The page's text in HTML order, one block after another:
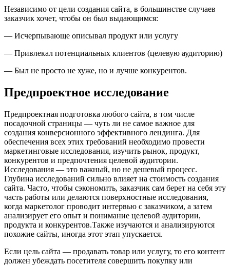
Независимо от цели создания сайта, в большинстве случаев
заказчик хочет, чтобы он был выдающимся:
— Исчерпывающе описывал продукт или услугу
— Привлекал потенциальных клиентов (целевую аудиторию)
— Был не просто не хуже, но и лучше конкурентов.
Предпроектное исследование
Предпроектная подготовка любого сайта, в том числе
посадочной страницы — чуть ли не самое важное для
создания конверсионного эффективного лендинга. Для
обеспечения всех этих требований необходимо провести
маркетинговые исследования, изучить рынок, продукт,
конкурентов и предпочтения целевой аудитории.
Исследования — это важный, но не дешевый процесс.
Глубина исследований сильно влияет на стоимость создания
сайта. Часто, чтобы сэкономить, заказчик сам берет на себя эту
часть работы или делаются поверхностные исследования,
когда маркетолог проводит интервью с заказчиком, а затем
анализирует его опыт и понимание целевой аудитории,
продукта и конкурентов.Также изучаются и анализируются
похожие сайты, иногда этот этап упускается.
Если цель сайта — продавать товар или услугу, то его контент
должен убеждать посетителя совершить покупку или